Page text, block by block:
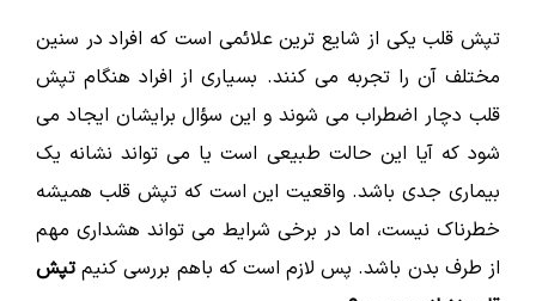
تپش قلب یکی از شایع ترین علائمی است که افراد در سنین
مختلف آن را تجربه می کنند. بسیاری از افراد هنگام تپش
قلب دچار اضطراب می شوند و این سؤال برایشان ایجاد می
شود که آیا این حالت طبیعی است یا می تواند نشانه یک
بیماری جدی باشد. واقعیت این است که تپش قلب همیشه
خطرناک نیست، اما در برخی شرایط می تواند هشداری مهم
از طرف بدن باشد. پس لازم است که باهم بررسی کنیمتپش
ارسال
قدرت گرفته از همیارسیستم